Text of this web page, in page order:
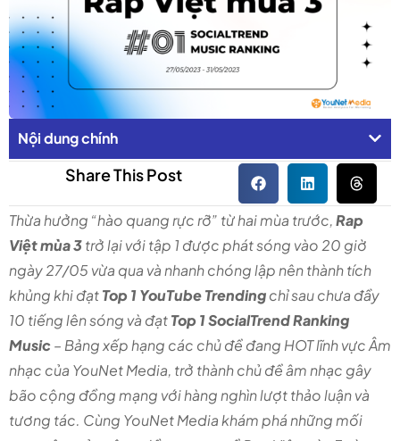
Nội dung chính
Share This Post
Thừa hưởng “hào quang rực rỡ” từ hai mùa trước,Rap
Việt mùa 3trở lại với tập 1 được phát sóng vào 20 giờ
ngày 27/05 vừa qua và nhanh chóng lập nên thành tích
khủng khi đạtTop 1 YouTube Trendingchỉ sau chưa đầy
10 tiếng lên sóng và đạtTop 1 SocialTrend Ranking
Music– Bảng xếp hạng các chủ đề đang HOT lĩnh vực Âm
nhạc của YouNet Media, trở thành chủ đề âm nhạc gây
bão cộng đồng mạng với hàng nghìn lượt thảo luận và
tương tác. Cùng YouNet Media khám phá những mối